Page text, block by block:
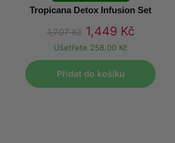
Tropicana Detox Infusion Set
1,707Kč 1,449 Kč
Ušetřete 258.00 Kč
Přidat do košíku